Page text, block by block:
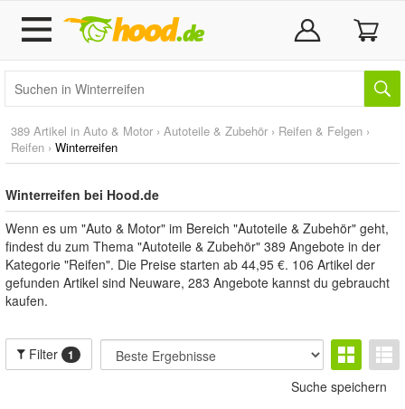
389 Artikel in Auto & Motor › Autoteile & Zubehör › Reifen & Felgen ›
Reifen › Winterreifen
Winterreifen bei Hood.de
Wenn es um "Auto & Motor" im Bereich "Autoteile & Zubehör" geht,
findest du zum Thema "Autoteile & Zubehör" 389 Angebote in der
Kategorie "Reifen". Die Preise starten ab 44,95 €. 106 Artikel der
gefunden Artikel sind Neuware, 283 Angebote kannst du gebraucht
kaufen.
Filter 1
Suche speichern